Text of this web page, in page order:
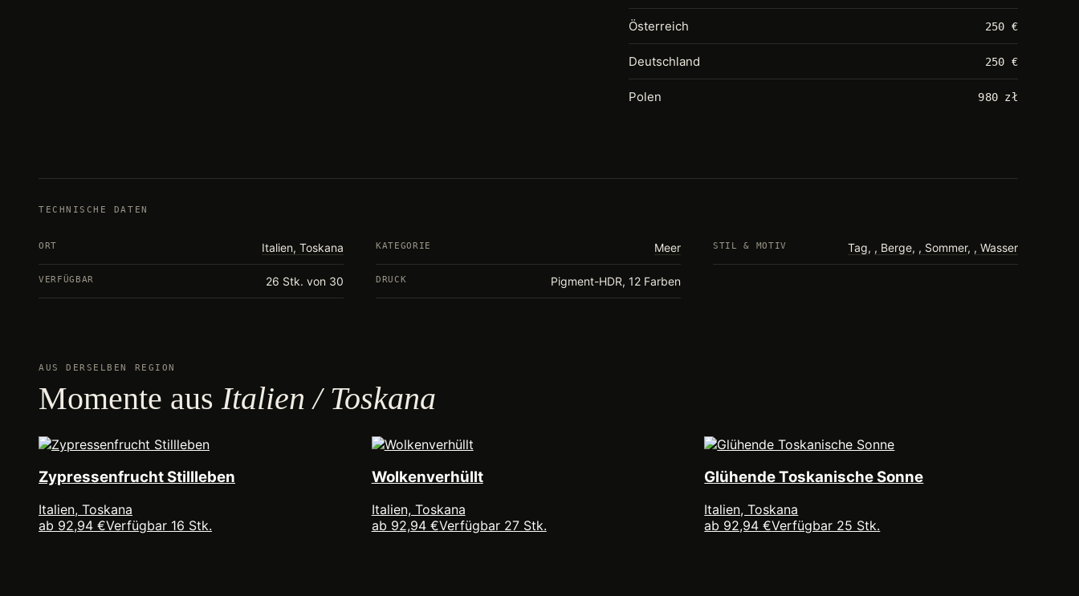
Österreich 250 €
Deutschland 250 €
Polen 980 zł
TECHNISCHE DATEN
ORT Italien, Toskana KATEGORIE Meer STIL & MOTIV Tag, Berge, Sommer, Wasser
VERFÜGBAR 26 Stk. von 30 DRUCK Pigment-HDR, 12 Farben
AUS DERSELBEN REGION
Momente aus Italien / Toskana
Zypressenfrucht Stillleben
Italien, Toskana
ab 92,94 €Verfügbar 16 Stk.
Wolkenverhüllt
Italien, Toskana
ab 92,94 €Verfügbar 27 Stk.
Glühende Toskanische Sonne
Italien, Toskana
ab 92,94 €Verfügbar 25 Stk.